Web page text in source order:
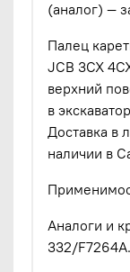
(аналог) —
Палец
JCB 3CX
верхний
в
Доставка в
наличии в
Аналоги и
332/F7264A.